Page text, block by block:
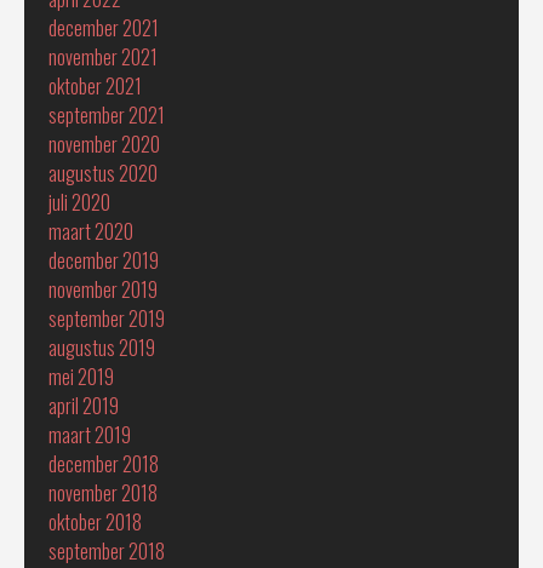
december 2021
november 2021
oktober 2021
september 2021
november 2020
augustus 2020
juli 2020
maart 2020
december 2019
november 2019
september 2019
augustus 2019
mei 2019
april 2019
maart 2019
december 2018
november 2018
oktober 2018
september 2018